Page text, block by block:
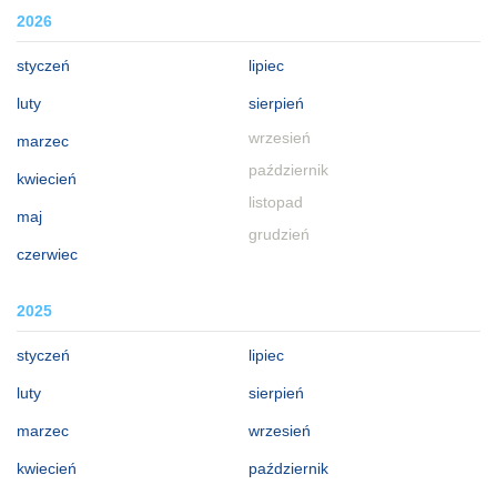
2026
styczeń
luty
marzec
kwiecień
maj
czerwiec
lipiec
sierpień
wrzesień
październik
listopad
grudzień
2025
styczeń
luty
marzec
kwiecień
lipiec
sierpień
wrzesień
październik